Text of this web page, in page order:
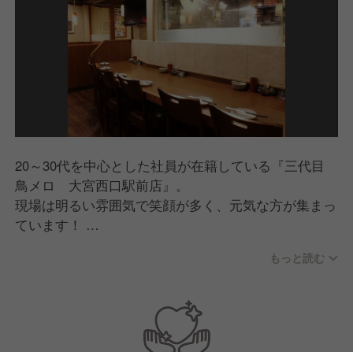
20～30代を中心とした社員が在籍している『三代目
鳥メロ 大宮西口駅前店』。
現場は明るい雰囲気で笑顔が多く、元気な方が集まっ
ています！
仲間想いの社員が多くアットホームな関係なので、何
スタッフ全員が本気で仕事を楽しみ、日々切磋琢磨し
もっと読む